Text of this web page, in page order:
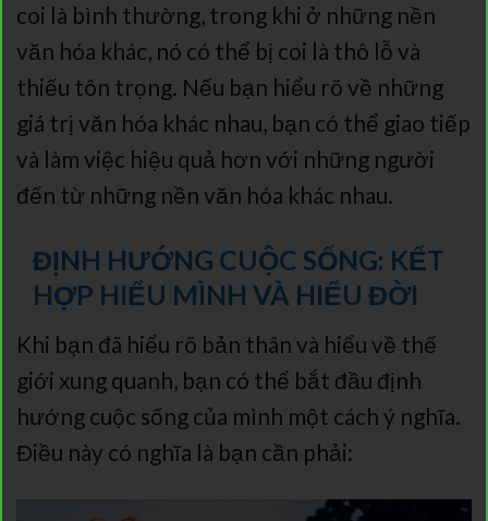
coi là bình thường, trong khi ở những nền
văn hóa khác, nó có thể bị coi là thô lỗ và
thiếu tôn trọng. Nếu bạn hiểu rõ về những
giá trị văn hóa khác nhau, bạn có thể giao tiếp
và làm việc hiệu quả hơn với những người
đến từ những nền văn hóa khác nhau.
ĐỊNH HƯỚNG CUỘC SỐNG: KẾT
HỢP HIỂU MÌNH VÀ HIỂU ĐỜI
Khi bạn đã hiểu rõ bản thân và hiểu về thế
giới xung quanh, bạn có thể bắt đầu định
hướng cuộc sống của mình một cách ý nghĩa.
Điều này có nghĩa là bạn cần phải: